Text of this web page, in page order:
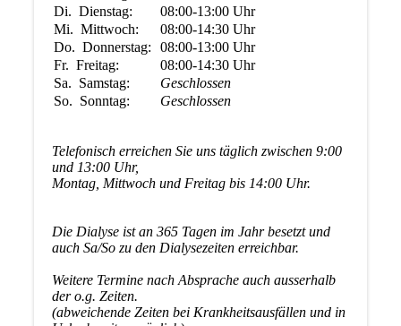
Di. Dienstag: 08:00-13:00Uhr
Mi. Mittwoch: 08:00-14:30Uhr
Do. Donnerstag: 08:00-13:00Uhr
Fr. Freitag: 08:00-14:30Uhr
Sa. Samstag:
Geschlossen
So. Sonntag: Geschlossen
Telefonisch erreichen Sie uns täglich zwischen 9:00
und 13:00 Uhr,
Montag, Mittwoch und Freitag bis 14:00 Uhr.
Die Dialyse ist an 365 Tagen im Jahr besetzt und
auch Sa/So zu den Dialysezeiten erreichbar.
Weitere Termine nach Absprache auch ausserhalb
der o.g. Zeiten.
(abweichende Zeiten bei Krankheitsausfällen und in